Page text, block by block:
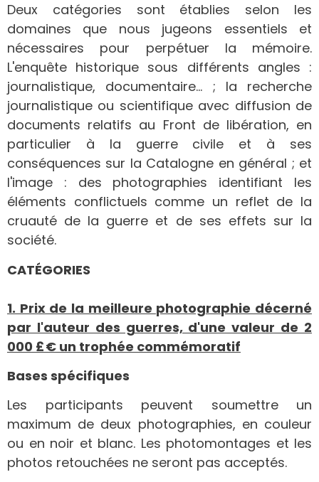
Deux catégories sont établies selon les
domaines que nous jugeons essentiels et
nécessaires pour perpétuer la mémoire.
L'enquête historique sous différents angles :
journalistique, documentaire… ; la recherche
journalistique ou scientifique avec diffusion de
documents relatifs au Front de libération, en
particulier à la guerre civile et à ses
conséquences sur la Catalogne en général ; et
l'image : des photographies identifiant les
éléments conflictuels comme un reflet de la
cruauté de la guerre et de ses effets sur la
société.
CATÉGORIES
1. Prix de la meilleure photographie décerné
par l'auteur des guerres, d'une valeur de 2
000 £€ un trophée commémoratif
Bases spécifiques
Les participants peuvent soumettre un
maximum de deux photographies, en couleur
ou en noir et blanc. Les photomontages et les
photos retouchées ne seront pas acceptés.